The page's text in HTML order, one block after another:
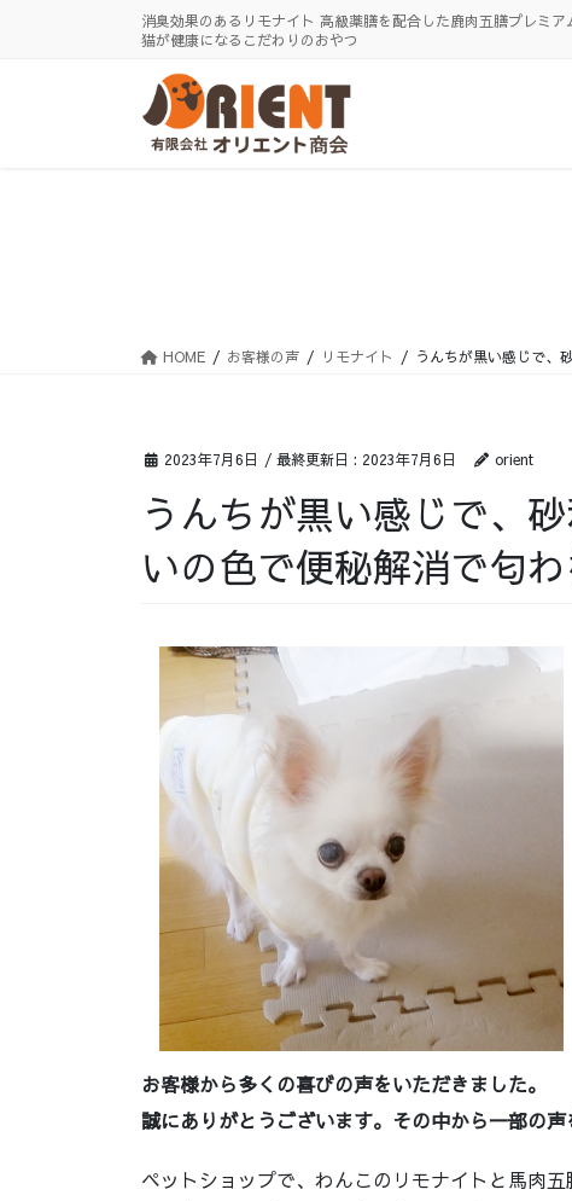
消臭効果のあるリモナイト 高級薬膳を配合した鹿肉五膳プレミ
猫が健康になるこだわりのおやつ
HOME お客様の声 リモナイト うんちが黒い感じで、
2023年7月6日 / 最終更新日 : 2023年7月6日 orient
うんちが黒い感じで、
いの色で便秘解消で匂
お客様から多くの喜びの声をいただきました。
誠にありがとうございます。その中から一部の声
ペットショップで、わんこのリモナイトと馬肉